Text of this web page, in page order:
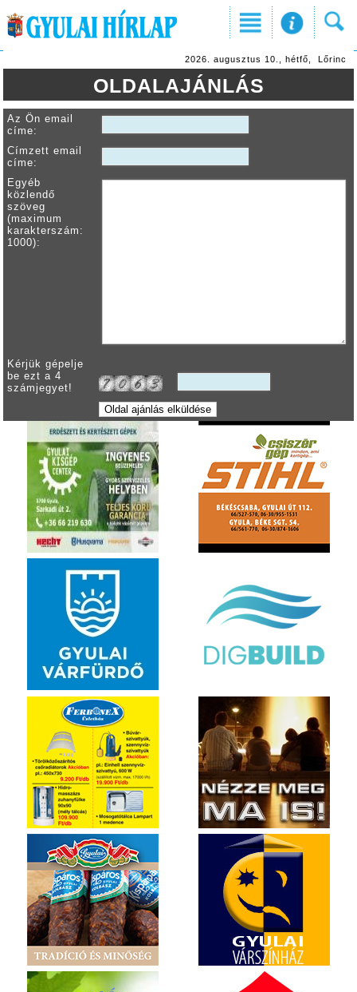
2026. augusztus 10., hétfő, Lőrinc
OLDALAJÁNLÁS
Az Ön email
címe:
Címzett email
címe:
Egyéb
közlendő
szöveg
(maximum
karakterszám:
1000):
Kérjük gépelje
be ezt a 4
számjegyet!